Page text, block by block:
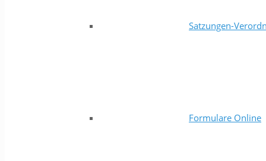
Satzungen-
Formulare Online